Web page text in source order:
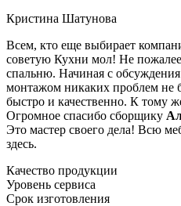
Кристина Шатунова
Всем, кто еще выбирает
советую Кухни мол! Не
спальню. Начиная с обсуждения
монтажом никаких проблем не
быстро и качественно. К тому
Огромное спасибо сборщику
Это мастер своего дела! Всю
здесь.
Качество продукции
Уровень сервиса
Срок изготовления